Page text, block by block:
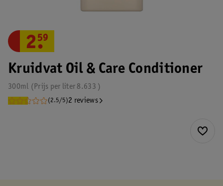
Kruidvat Oil & Care Conditioner
300ml 8.633
Prijs per liter
(2.5/5)2 reviews
2.
59